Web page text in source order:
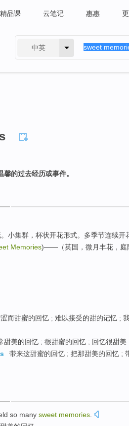
品课 云笔记 惠惠
中英
的过去经历或事件。
。小集群，杯状开花形式。多季节连续
Memories)——（英国，微月丰花，庭
而甜蜜的回忆 ; 难以接受的甜的记忆 ;
甜美的回忆 ; 很甜蜜的回忆 ; 回忆很甜美
带来这甜蜜的回忆 ; 把那甜美的回忆 ;
so many sweet memories